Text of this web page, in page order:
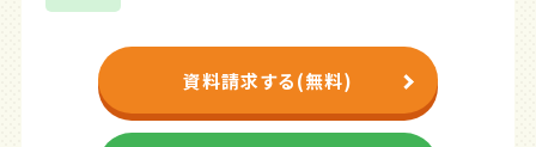
資料請求する(無料)